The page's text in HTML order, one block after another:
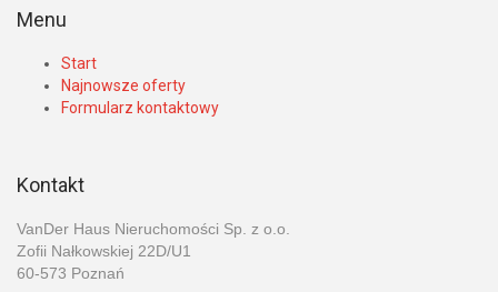
Menu
Start
Najnowsze oferty
Formularz kontaktowy
Kontakt
VanDer Haus Nieruchomości Sp. z o.o.
Zofii Nałkowskiej 22D/U1
60-573 Poznań